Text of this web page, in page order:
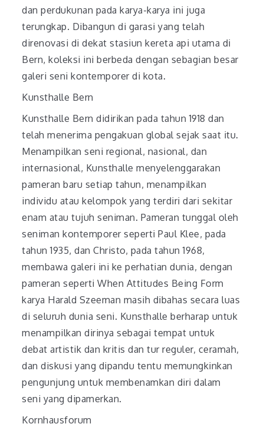
dan perdukunan pada karya-karya ini juga
terungkap. Dibangun di garasi yang telah
direnovasi di dekat stasiun kereta api utama di
Bern, koleksi ini berbeda dengan sebagian besar
galeri seni kontemporer di kota.
Kunsthalle Bern
Kunsthalle Bern didirikan pada tahun 1918 dan
telah menerima pengakuan global sejak saat itu.
Menampilkan seni regional, nasional, dan
internasional, Kunsthalle menyelenggarakan
pameran baru setiap tahun, menampilkan
individu atau kelompok yang terdiri dari sekitar
enam atau tujuh seniman. Pameran tunggal oleh
seniman kontemporer seperti Paul Klee, pada
tahun 1935, dan Christo, pada tahun 1968,
membawa galeri ini ke perhatian dunia, dengan
pameran seperti When Attitudes Being Form
karya Harald Szeeman masih dibahas secara luas
di seluruh dunia seni. Kunsthalle berharap untuk
menampilkan dirinya sebagai tempat untuk
debat artistik dan kritis dan tur reguler, ceramah,
dan diskusi yang dipandu tentu memungkinkan
pengunjung untuk membenamkan diri dalam
seni yang dipamerkan.
Kornhausforum